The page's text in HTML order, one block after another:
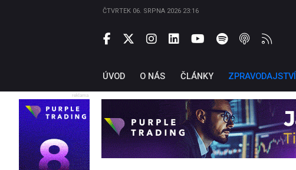
ČTVRTEK 06. SRPNA 2026 23:16
ÚVOD O NÁS ČLÁNKY ZPRAVODAJSTVÍ
reklama